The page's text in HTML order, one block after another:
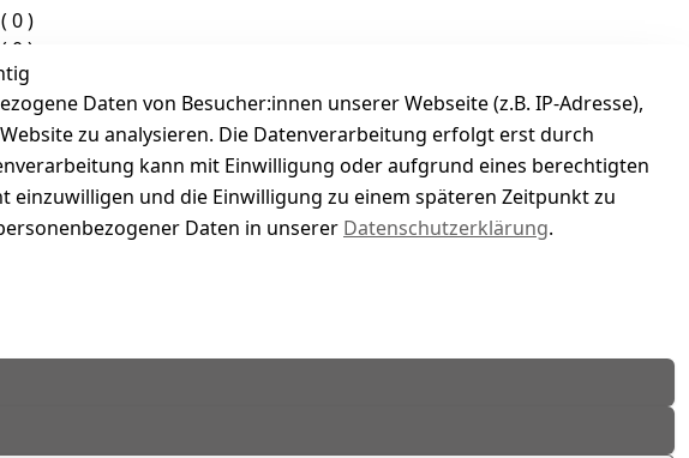
( 0 )
( 0 )
( 0 )
( 0 )
( 0 )
Daten von Besucher:innen unserer Webseite (z.B. IP-Adresse),
zu analysieren. Die Datenverarbeitung erfolgt erst durch
kann mit Einwilligung oder aufgrund eines berechtigten
und die Einwilligung zu einem späteren Zeitpunkt zu
Daten in unserer Datenschutzerklärung.